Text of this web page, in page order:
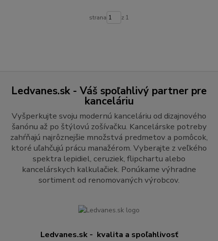
strana z 1
Ledvanes.sk - Váš spoľahlivý partner pre
kanceláriu
Vyšperkujte svoju modernú kanceláriu od dizajnového
šanónu až po štýlovú zošívačku. Kancelárske potreby
zahŕňajú najrôznejšie množstvá predmetov a pomôcok,
ktoré uľahčujú prácu manažérom. Vyberajte z veľkého
spektra lepidiel, ceruziek, flipchartu alebo
kancelárskych kalkulačiek. Ponúkame výhradne
sortiment od renomovaných výrobcov.
Ledvanes.sk - kvalita a spoľahlivosť